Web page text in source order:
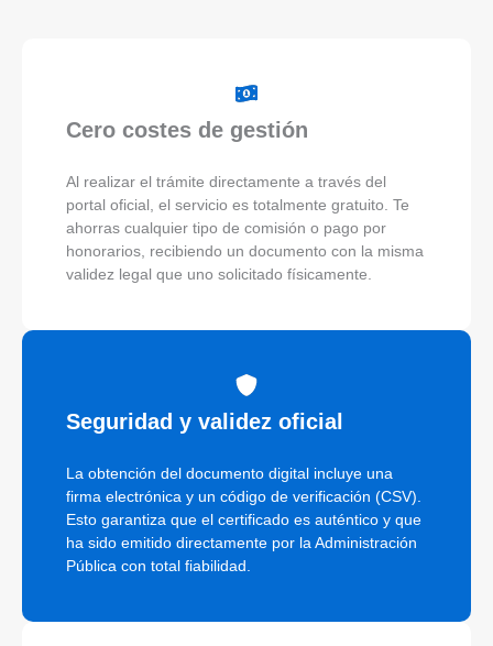
Cero costes de gestión
Al realizar el trámite directamente a través del
portal oficial, el servicio es totalmente gratuito. Te
ahorras cualquier tipo de comisión o pago por
honorarios, recibiendo un documento con la misma
validez legal que uno solicitado físicamente.
Seguridad y validez oficial
La obtención del documento digital incluye una
firma electrónica y un código de verificación (CSV).
Esto garantiza que el certificado es auténtico y que
ha sido emitido directamente por la Administración
Pública con total fiabilidad.